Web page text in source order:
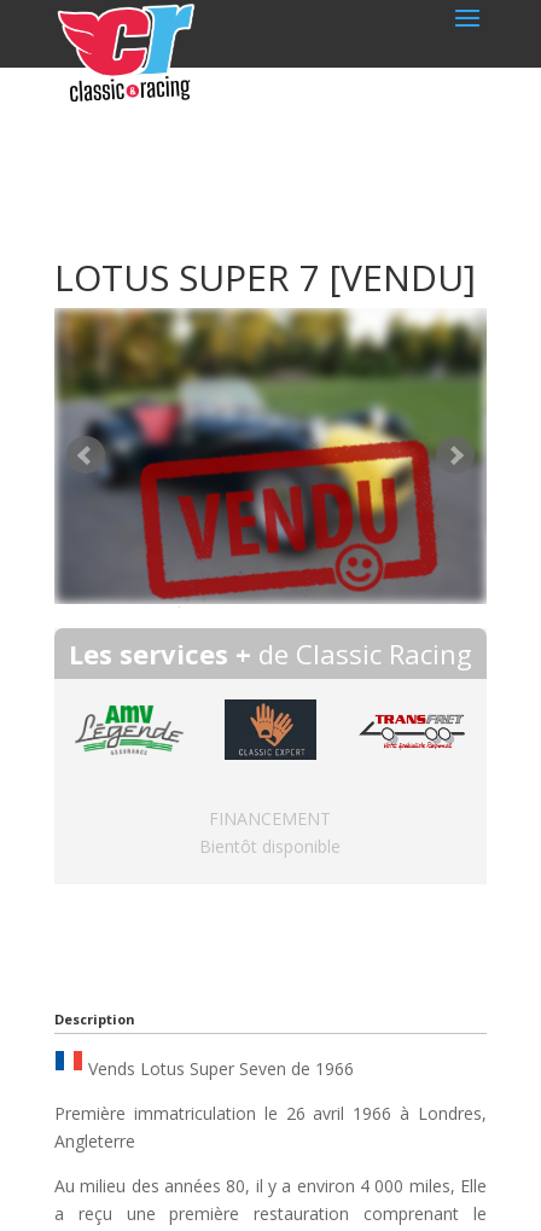
LOTUS SUPER 7 [VENDU]
Les services + de Classic Racing
FINANCEMENT
Bientôt disponible
Description
Vends Lotus Super Seven de 1966
Première immatriculation le 26 avril 1966 à Londres,
Angleterre
Au milieu des années 80, il y a environ 4 000 miles, Elle
a reçu une première restauration comprenant le